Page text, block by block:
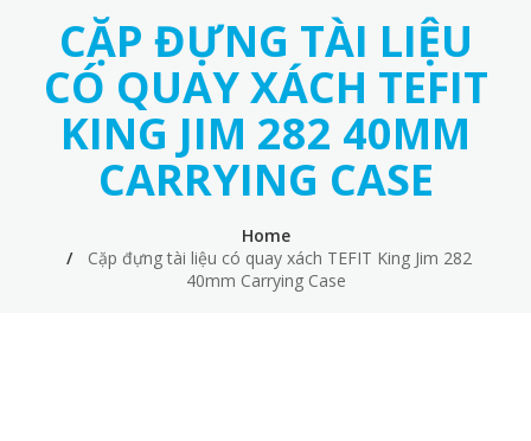
CẶP ĐỰNG TÀI LIỆU
CÓ QUAY XÁCH TEFIT
KING JIM 282 40MM
CARRYING CASE
Home
Cặp đựng tài liệu có quay xách TEFIT King Jim 282
40mm Carrying Case